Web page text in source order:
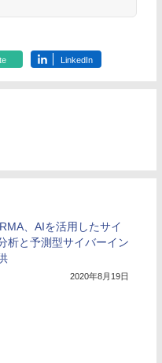
LinkedIn
、AIを活用したサイ
析と予測型サイバーイン
2020年8月19日